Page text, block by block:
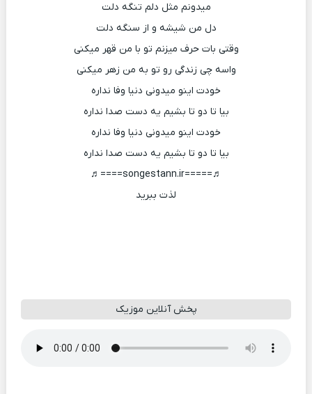
میدونم مثل دلم تنگه دلت
دل من شیشه و از سنگه دلت
وقتی بات حرف میزنم تو با من قهر میکنی
واسه چی زندگی رو تو به من زهر میکنی
خودت اینو میدونی دنیا وفا نداره
بیا تا دو تا بشیم یه دست صدا نداره
خودت اینو میدونی دنیا وفا نداره
بیا تا دو تا بشیم یه دست صدا نداره
♬=====songestann.ir====♬
لذت ببرید
پخش آنلاین موزیک